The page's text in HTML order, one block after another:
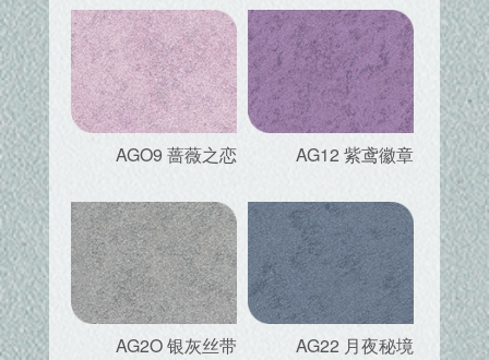
AGO9 蔷薇之恋 AG12 紫鸢徽章
AG2O 银灰丝带 AG22 月夜秘境